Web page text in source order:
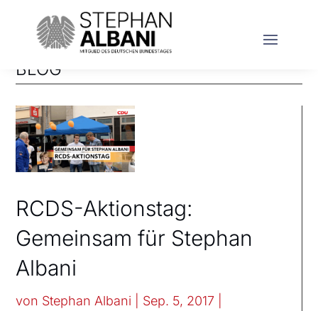
BLOG
RCDS-Aktionstag:
Gemeinsam für Stephan
Albani
von Stephan Albani Sep. 5, 2017